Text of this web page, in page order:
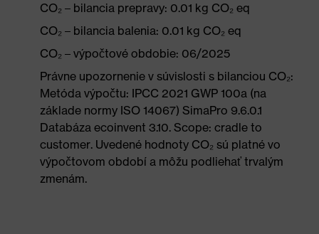
CO₂ – bilancia prepravy: 0.01 kg CO₂ eq
CO₂ – bilancia balenia: 0.01 kg CO₂ eq
CO₂ – výpočtové obdobie: 06/2025
Právne upozornenie v súvislosti s bilanciou CO₂:
Metóda výpočtu: IPCC 2021 GWP 100a (na
základe normy ISO 14067) SimaPro 9.6.0.1
Databáza ecoinvent 3.10. Scope: cradle to
customer. Uvedené hodnoty CO₂ sú platné vo
výpočtovom období a môžu podliehať trvalým
zmenám.